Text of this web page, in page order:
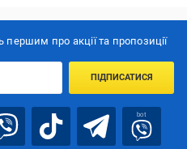
першим про акції та пропозиції
ПІДПИСАТИСЯ
bot